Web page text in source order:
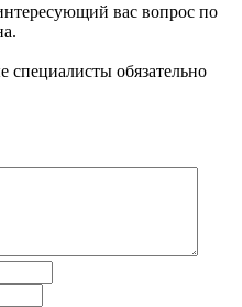
вас вопрос по
обязательно